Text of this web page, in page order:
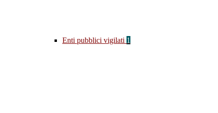
Enti pubblici vigilati 1